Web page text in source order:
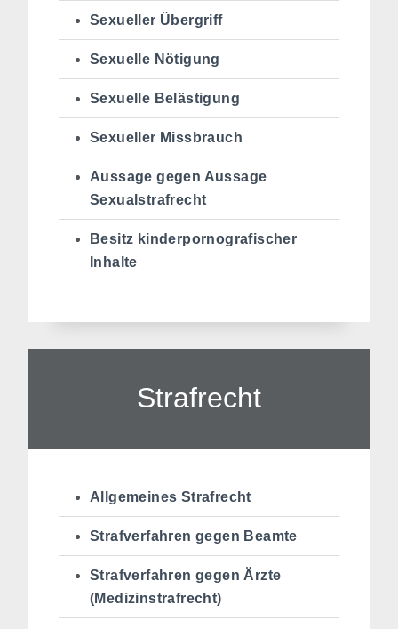
Sexueller Übergriff
Sexuelle Nötigung
Sexuelle Belästigung
Sexueller Missbrauch
Aussage gegen Aussage
Sexualstrafrecht
Besitz kinderpornografischer
Inhalte
Strafrecht
Allgemeines Strafrecht
Strafverfahren gegen Beamte
Strafverfahren gegen Ärzte
(Medizinstrafrecht)